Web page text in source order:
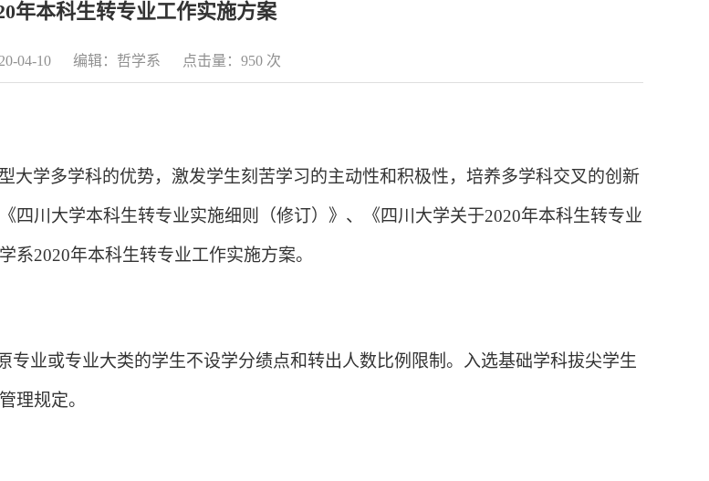
年本科生转专业工作实施方案
04-10 编辑：哲学系 点击量： 950 次
大学多学科的优势，激发学生刻苦学习的主动性和积极性，培养多学科交叉的创新
四川大学本科生转专业实施细则（修订）》、《四川大学关于2020年本科生转专业
系2020年本科生转专业工作实施方案。
专业或专业大类的学生不设学分绩点和转出人数比例限制。入选基础学科拔尖学生
理规定。